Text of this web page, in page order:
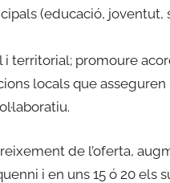
(educació, joventut,
territorial; promoure
locals que
de l’oferta,
i en uns 15 ó 20 els